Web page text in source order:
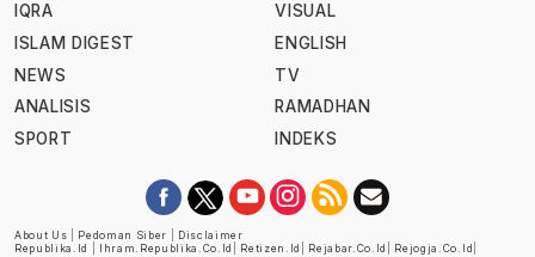
IQRA
ISLAM DIGEST
NEWS
ANALISIS
SPORT
VISUAL
ENGLISH
TV
RAMADHAN
INDEKS
About Us Pedoman Siber
Disclaimer
Republika.id
Ihram.republika.co.id Retizen.id Rejabar.co.id Rejogja.co.id